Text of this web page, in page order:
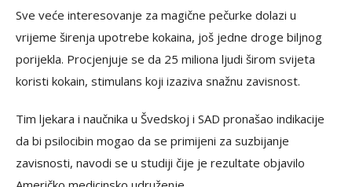
Sve veće interesovanje za magične pečurke dolazi u
vrijeme širenja upotrebe kokaina, još jedne droge biljnog
porijekla. Procjenjuje se da 25 miliona ljudi širom svijeta
koristi kokain, stimulans koji izaziva snažnu zavisnost.
Tim ljekara i naučnika u Švedskoj i SAD pronašao indikacije
da bi psilocibin mogao da se primijeni za suzbijanje
zavisnosti, navodi se u studiji čije je rezultate objavilo